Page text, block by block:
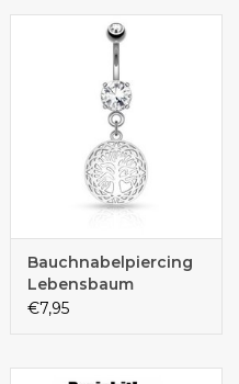
Bauchnabelpiercing
Lebensbaum
silberfärbig
€7,95